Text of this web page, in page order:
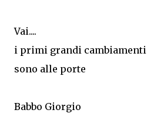
Vai....
i primi grandi cambiamenti
sono alle porte
Babbo Giorgio